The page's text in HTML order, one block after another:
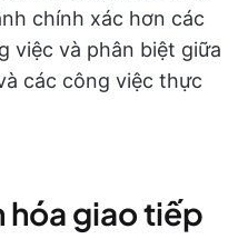
chính xác hơn các
việc và phân biệt giữa
các công việc thực
hóa giao tiếp